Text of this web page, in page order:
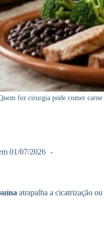
fez cirurgia pode comer
01/07/2026
atrapalha a cicatrização